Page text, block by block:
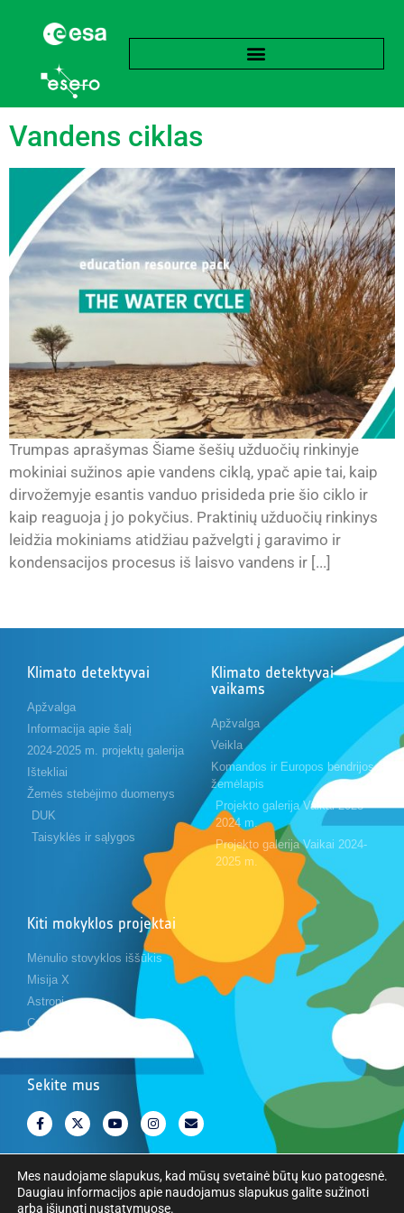
Žyma: Garavimas
Vandens ciklas
Trumpas aprašymas Šiame šešių užduočių rinkinyje
mokiniai sužinos apie vandens ciklą, ypač apie tai, kaip
dirvožemyje esantis vanduo prisideda prie šio ciklo ir
kaip reaguoja į jo pokyčius. Praktinių užduočių rinkinys
leidžia mokiniams atidžiau pažvelgti į garavimo ir
kondensacijos procesus iš laisvo vandens ir [...]
Klimato detektyvai
Apžvalga
Informacija apie šalį
2024-2025 m. projektų galerija
Ištekliai
Žemės stebėjimo duomenys
DUK
Taisyklės ir sąlygos
Klimato detektyvai
vaikams
Apžvalga
Veikla
Komandos ir Europos bendrijos
žemėlapis
Projekto galerija Vaikai 2023-
2024 m.
Projekto galerija Vaikai 2024-
2025 m.
Kiti mokyklos projektai
Mėnulio stovyklos iššūkis
Misija X
Astropi
Cansat
Sekite mus
Autorinės teisės © Europos kosmoso agentūra. Visos teisės saugomos.
Mes naudojame slapukus, kad mūsų svetainė būtų kuo patogesnė.
Daugiau informacijos apie naudojamus slapukus galite sužinoti
arba išjungti nustatymuose.